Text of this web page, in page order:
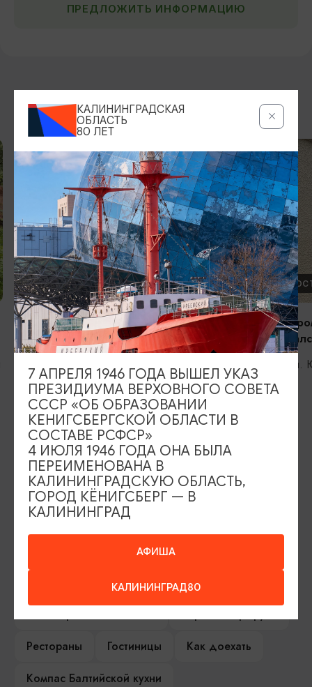
ПРЕДЛОЖИТЬ ИНФОРМАЦИЮ
ДРУГИЕ МЕСТА
ДРУГИЕ ДОСТОПРИМЕЧАТЕЛЬНОСТИ
Северный вокзал
Калининград, Советский проспект, д.2
ДРУГИЕ
Дом, в
Советск, ул.
ИЩИТЕ ТАКЖЕ НА НАШЕМ САЙТЕ
Серебряное ожерелье
Электронная виза
Туры и экскурсии
Гостевая книга
Гиды и экскурсоводы
Рестораны
Гостиницы
Как доехать
Компас Балтийской кухни
КАЛИНИНГРАДСКАЯ
ОБЛАСТЬ
80 ЛЕТ
АФИША
КАЛИНИНГРАД80
7 АПРЕЛЯ 1946 ГОДА ВЫШЕЛ УКАЗ
ПРЕЗИДИУМА ВЕРХОВНОГО СОВЕТА
СССР «ОБ ОБРАЗОВАНИИ
КЕНИГСБЕРГСКОЙ ОБЛАСТИ В
СОСТАВЕ РСФСР»
4 ИЮЛЯ 1946 ГОДА ОНА БЫЛА
ПЕРЕИМЕНОВАНА В
КАЛИНИНГРАДСКУЮ ОБЛАСТЬ,
ГОРОД КЁНИГСБЕРГ — В
КАЛИНИНГРАД